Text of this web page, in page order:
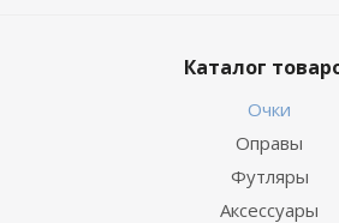
Каталог
Очки
Оправы
Футляры
Аксессуары